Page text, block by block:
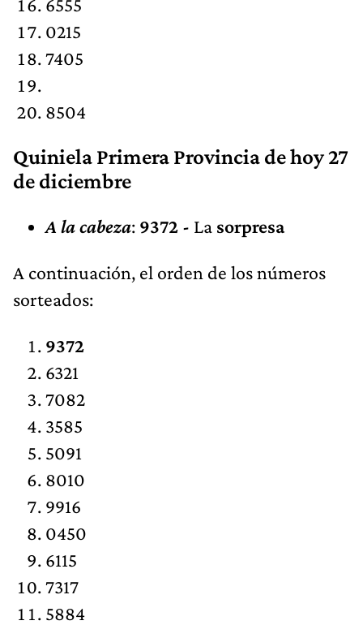
0215
7405
8504
Quiniela Primera Provincia de hoy 27
de diciembre
A la cabeza: 9372 - La sorpresa
A continuación, el orden de los números
sorteados:
9372
6321
7082
3585
5091
8010
9916
0450
6115
7317
5884